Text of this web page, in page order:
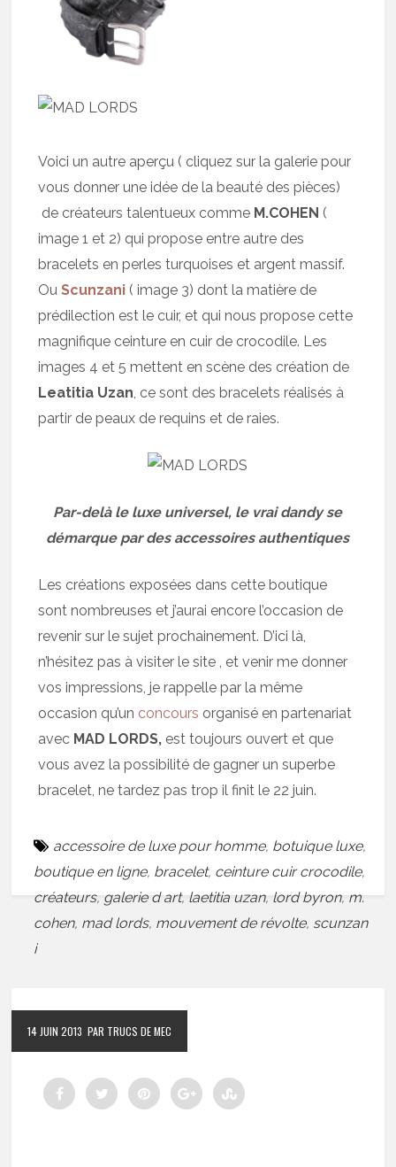
Voici un autre aperçu ( cliquez sur la galerie pour
vous donner une idée de la beauté des pièces)
de créateurs talentueux comme M.COHEN (
image 1 et 2) qui propose entre autre des
bracelets en perles turquoises et argent massif.
OuScunzani ( image 3) dont la matière de
prédilection est le cuir, et qui nous propose cette
magnifique ceinture en cuir de crocodile. Les
images 4 et 5 mettent en scène des création de
Leatitia Uzan, ce sont des bracelets réalisés à
partir de peaux de requins et de raies.
Par-delà le luxe universel, le vrai dandy se
démarque par des accessoires authentiques
Les créations exposées dans cette boutique
sont nombreuses et j’aurai encore l’occasion de
revenir sur le sujet prochainement. D’ici là,
n’hésitez pas à visiter le site , et venir me donner
vos impressions, je rappelle par la même
occasion qu’un concours organisé en partenariat
avec MAD LORDS, est toujours ouvert et que
vous avez la possibilité de gagner un superbe
bracelet, ne tardez pas trop il finit le 22 juin.
accessoire de luxe pour homme, botuique luxe,
boutique en ligne, bracelet, ceinture cuir crocodile,
créateurs,galerie d art,laetitia uzan,lord byron,m.
cohen, mad lords, mouvement de révolte, scunzan
i
14 JUIN 2013 PAR TRUCS DE MEC